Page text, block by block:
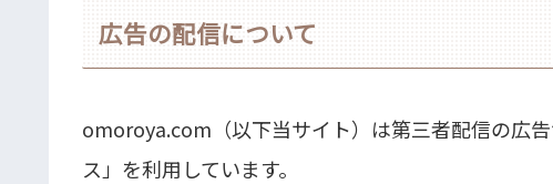
広告の配信について
omoroya.com（以下当サイト）は第三者配信の広
ス」を利用しています。